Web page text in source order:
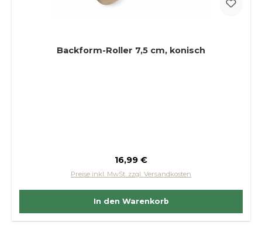
Backform-Roller 7,5 cm, konisch
Regulärer Preis:
16,99 €
Preise inkl. MwSt. zzgl. Versandkosten
In den Warenkorb